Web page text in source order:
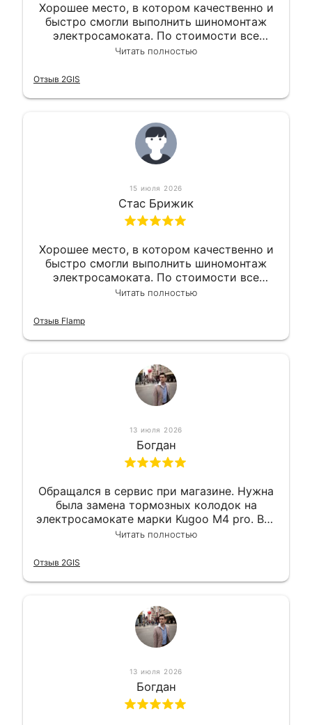
Хорошее место, в котором качественно и
быстро смогли выполнить шиномонтаж
электросамоката. По стоимости все
вышло вообще приемлемо хочу сказать.
Читать полностью
Отзыв 2GIS
15 июля 2026
Стас Брижик
Хорошее место, в котором качественно и
быстро смогли выполнить шиномонтаж
электросамоката. По стоимости все
вышло вообще приемлемо хочу сказать.
Читать полностью
Отзыв Flamp
13 июля 2026
Богдан
Обращался в сервис при магазине. Нужна
была замена тормозных колодок на
электросамокате марки Kugoo M4 pro. Всё
сделали в лучшем виде и в максимально
гарантии, поэтому и обратился в этот
Читать полностью
Отзыв 2GIS
13 июля 2026
Богдан